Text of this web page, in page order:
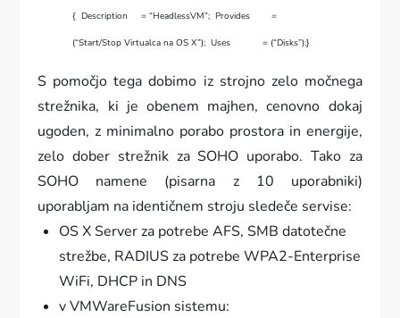
{ Description = “HeadlessVM”; Provides =
(“Start/Stop Virtualca na OS X”); Uses = (“Disks”);}
S pomočjo tega dobimo iz strojno zelo močnega
strežnika, ki je obenem majhen, cenovno dokaj
ugoden, z minimalno porabo prostora in energije,
zelo dober strežnik za SOHO uporabo. Tako za
SOHO namene (pisarna z 10 uporabniki)
uporabljam na identičnem stroju sledeče servise:
OS X Server za potrebe AFS, SMB datotečne
strežbe, RADIUS za potrebe WPA2-Enterprise
WiFi, DHCP in DNS
v VMWareFusion sistemu: